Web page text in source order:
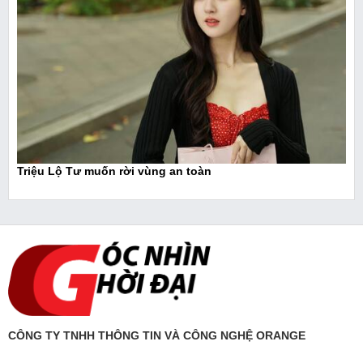
Triệu Lộ Tư muốn rời vùng an toàn
CÔNG TY TNHH THÔNG TIN VÀ CÔNG NGHỆ ORANGE